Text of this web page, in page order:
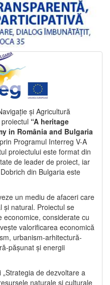
și Agricultură
“A heritage
in România and Bulgaria
Programul Interreg V-A
proiectului este format din
de leader de proiect, iar
din Bulgaria este
un mediu de afaceri care
și natural. Proiectul se
considerate cu
valorificarea economică
urbanism-arhitectură-
pășunat și energii
de dezvoltare a
naturale și culturale